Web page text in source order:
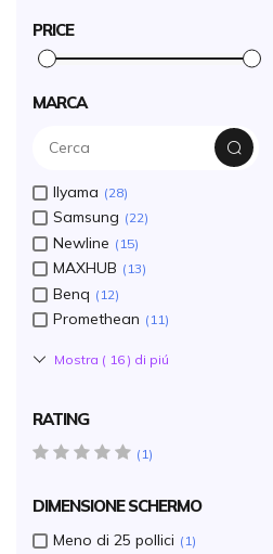
PRICE
MARCA
IIyama 28
Samsung 22
Newline 15
MAXHUB 13
Benq 12
Promethean 11
Mostra ( 16 ) di piú
RATING
5 star(s)
1
DIMENSIONE SCHERMO
Meno di 25 pollici 1